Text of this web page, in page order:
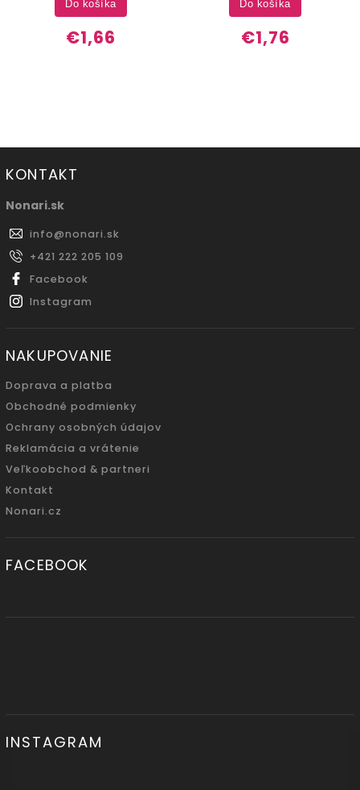
€1,66
Do košíka
€1,76
Do košíka
KONTAKT
Nonari.sk
info@nonari.sk
+421 222 205 109
Facebook
Instagram
NAKUPOVANIE
Doprava a platba
Obchodné podmienky
Ochrany osobných údajov
Reklamácia a vrátenie
Veľkoobchod & partneri
Kontakt
Nonari.cz
FACEBOOK
INSTAGRAM